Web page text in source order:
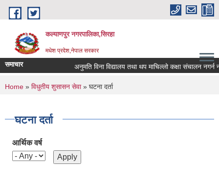
Skip to main content
कल्याणपुर नगरपालिका,सिरहा
मधेश प्रदेश,नेपाल सरकार
समाचार अनुमति विना विद्यालय तथा थप माचिल्लो कक्षा संचालन नगर्न
You are here
Home » विधुतीय शुसासन सेवा» घटना दर्ता
घटना दर्ता
आर्थिक वर्ष